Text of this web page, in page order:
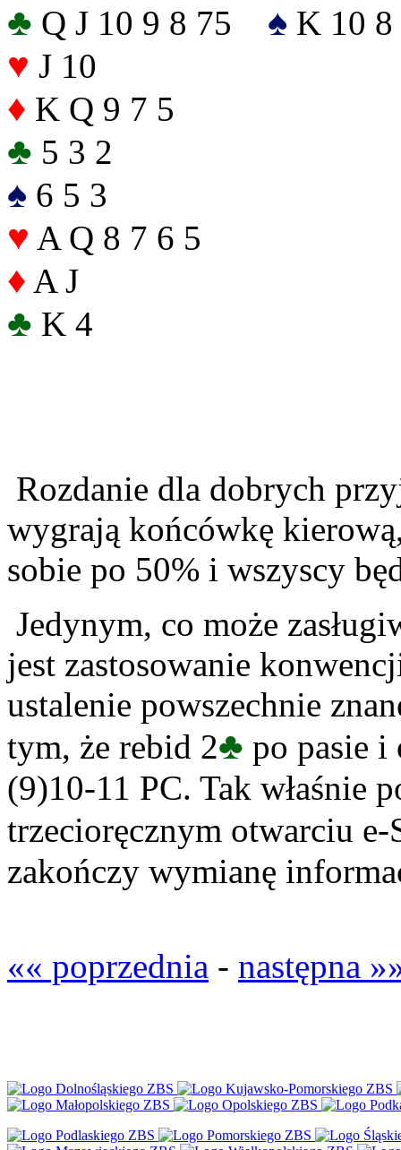
♣ Q J 10 9 8 7 ♠ K 10 8
♥ J 10
♦ K Q 9 7 5
♣ 5 3 2
♠ 6 5 3
♥ A Q 8 7 6 5
♦ A J
♣ K 4
Rozdanie dla dobrych
wygrają końcówkę
sobie po 50% i wszyscy
Jedynym, co może
jest zastosowanie
ustalenie powszechnie
tym, że rebid 2♣ po pasie i
(9)10-11 PC. Tak właśnie
trzecioręcznym otwarciu e-
zakończy wymianę
«« poprzednia - następna